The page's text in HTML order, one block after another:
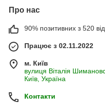
Про нас
90% позитивних з 520
Працює з 02.11.2022
м. Київ
вулиця Віталія
Київ, Україна
Контакти